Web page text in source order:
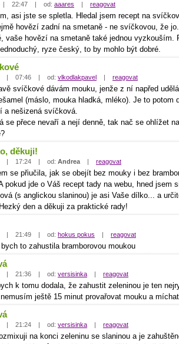
| 22:47 | od: aaares | reagovat
asi jste se spletla. Hledal jsem recept na
hovězí zadní na smetaně - ne svíčkovou, že jo.
vaše hovězí na smetaně také jednou vyzkouším.
ryze český, to by mohlo být dobré.
| 07:46 | od: vlkodlakpavel | reagovat
svíčkové dávám mouku, jenže z ní napřed
(máslo, mouka hladká, mléko). Je to potom
a nešizená svíčková.
se přece nevaří a nejí denně, tak nač se ohlížet
děkuji!
| 17:24 | od: Andrea | reagovat
se přiučila, jak se obejít bez mouky i bez
pokud jde o Váš recept tady na webu, hned jsem
(s anglickou slaninou) je asi Vaše dílko... a
den a děkuji za praktické rady!
| 21:49 | od: hokus pokus | reagovat
to zahustila bramborovou moukou
| 21:36 | od: versisinka | reagovat
k tomu dodala, že zahustit zeleninou je ten
ještě 15 minut provařovat mouku a
| 21:24 | od: versisinka | reagovat
na konci zeleninu se slaninou a je